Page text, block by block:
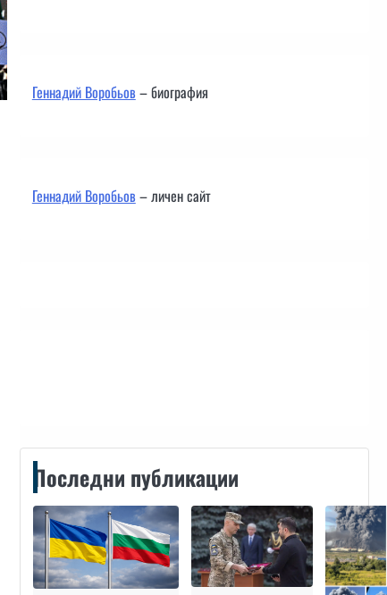
Геннадий Воробьов– биография
Геннадий Воробьов– личен сайт
Последни публикации